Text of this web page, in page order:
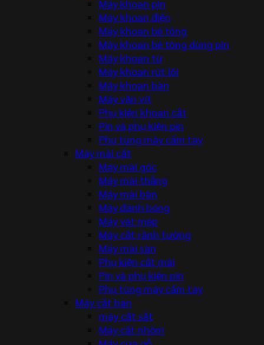
Máy khoan pin
Máy khoan điện
Máy khoan bê tông
Máy khoan bê tông dùng pin
Máy khoan từ
Máy khoan rút lõi
Máy khoan bàn
Máy vặn vít
Phụ kiện khoan cắt
Pin và phụ kiện pin
Phụ tùng máy cầm tay
Máy mài cắt
Máy mài góc
Máy mài thẳng
Máy mài bàn
Máy đánh bóng
Máy vát mép
Máy cắt rãnh tường
Máy mài sàn
Phụ kiện cắt mài
Pin và phụ kiện pin
Phụ tùng máy cầm tay
Máy cắt bàn
máy cắt sắt
Máy cắt nhôm